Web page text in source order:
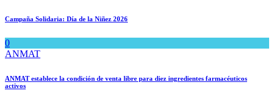
Campaña Solidaria: Día de la Niñez 2026
0
ANMAT
ANMAT establece la condición de venta libre para diez ingredientes farmacéuticos
activos